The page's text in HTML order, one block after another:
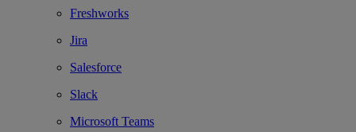
Freshworks
Jira
Salesforce
Slack
Microsoft Teams